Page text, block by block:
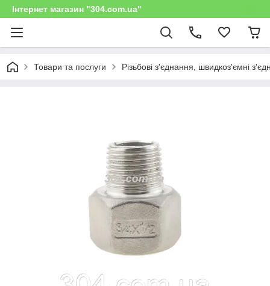
Інтернет магазин "304.com.ua"
Товари та послуги Різьбові з'єднання, швидкоз'ємні